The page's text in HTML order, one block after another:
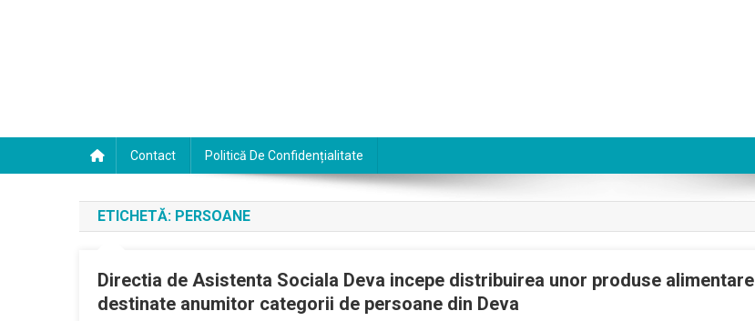
Contact Politică De Confidențialitate
ETICHETĂ: PERSOANE
Directia de Asistenta Sociala Deva incepe distribuirea unor produse alimentare
destinate anumitor categorii de persoane din Deva